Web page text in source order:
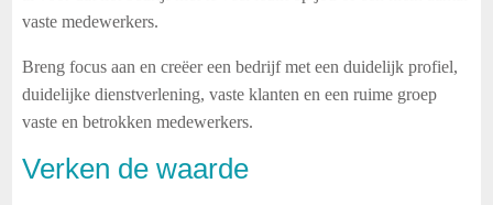
vaste medewerkers.
Breng focus aan en creëer een bedrijf met een duidelijk profiel,
duidelijke dienstverlening, vaste klanten en een ruime groep
vaste en betrokken medewerkers.
Verken de waarde